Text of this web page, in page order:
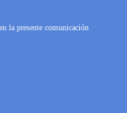
la presente comunicación